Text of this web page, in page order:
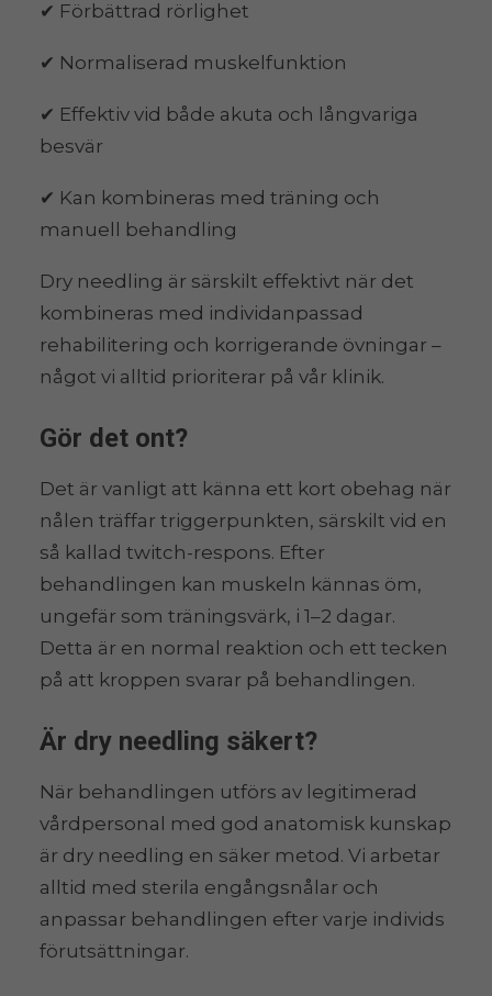
✔ Förbättrad rörlighet
✔ Normaliserad muskelfunktion
✔ Effektiv vid både akuta och långvariga
besvär
✔ Kan kombineras med träning och
manuell behandling
Dry needling är särskilt effektivt när det
kombineras med individanpassad
rehabilitering och korrigerande övningar –
något vi alltid prioriterar på vår klinik.
Gör det ont?
Det är vanligt att känna ett kort obehag när
nålen träffar triggerpunkten, särskilt vid en
så kallad twitch-respons. Efter
behandlingen kan muskeln kännas öm,
ungefär som träningsvärk, i 1–2 dagar.
Detta är en normal reaktion och ett tecken
på att kroppen svarar på behandlingen.
Är dry needling säkert?
När behandlingen utförs av legitimerad
vårdpersonal med god anatomisk kunskap
är dry needling en säker metod. Vi arbetar
alltid med sterila engångsnålar och
anpassar behandlingen efter varje individs
förutsättningar.